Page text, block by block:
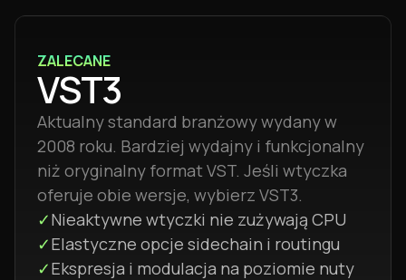
ZALECANE
VST3
Aktualny standard branżowy wydany w
2008 roku. Bardziej wydajny i funkcjonalny
niż oryginalny format VST. Jeśli wtyczka
oferuje obie wersje, wybierz VST3.
✓Nieaktywne wtyczki nie zużywają CPU
✓Elastyczne opcje sidechain i routingu
✓Ekspresja i modulacja na poziomie nuty